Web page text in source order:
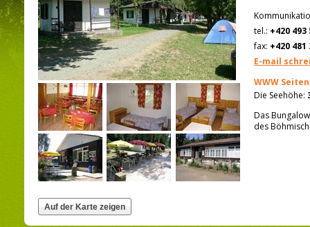
tel.: +420 493
fax: +420 481
E-mail
WWW Seiten
Die Seehöhe:
Das
des